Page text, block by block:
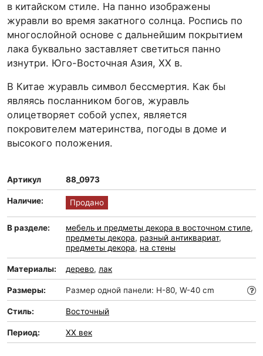
в китайском стиле. На панно изображены
журавли во время закатного солнца. Роспись по
многослойной основе с дальнейшим покрытием
лака буквально заставляет светиться панно
изнутри. Юго-Восточная Азия, ХХ в.
В Китае журавль символ бессмертия. Как бы
являясь посланником богов, журавль
олицетворяет собой успех, является
покровителем материнства, погоды в доме и
высокого положения.
Артикул 88_0973
Наличие: Продано
В разделе: мебель и предметы декора в восточном стиле,
предметы декора, разный антиквариат,
предметы декора, на стены
Материалы: дерево, лак
Размеры: Размер одной панели: H-80, W-40 cm
Стиль: Восточный
Период: XX век